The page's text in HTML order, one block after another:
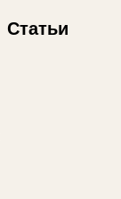
Статьи